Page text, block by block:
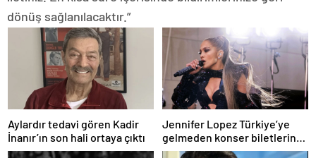
dönüş sağlanılacaktır.”
Aylardır tedavi gören Kadir
İnanır’ın son hali ortaya çıktı
Jennifer Lopez Türkiye’ye
gelmeden konser biletlerine
zam geldi